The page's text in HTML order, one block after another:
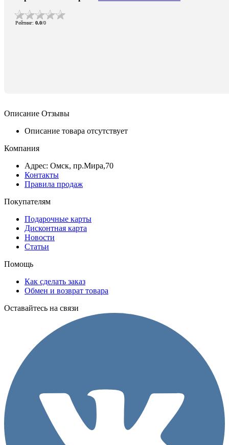
Рейтинг: 0.0/0
Описание Отзывы
Описание товара отсутствует
Компания
Адрес: Омск, пр.Мира,70
Контакты
Правила продаж
Покупателям
Подарочные карты
Дисконтная карта
Новости
Статьи
Помощь
Как сделать заказ
Обмен и возврат товара
Оставайтесь на связи